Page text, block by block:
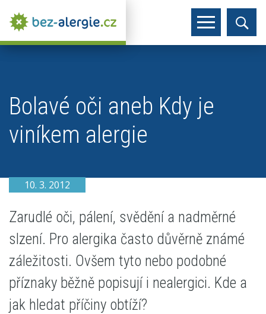
Bolavé oči aneb Kdy je
viníkem alergie
10. 3. 2012
Zarudlé oči, pálení, svědění a nadměrné
slzení. Pro alergika často důvěrně známé
záležitosti. Ovšem tyto nebo podobné
příznaky běžně popisují i nealergici. Kde a
jak hledat příčiny obtíží?